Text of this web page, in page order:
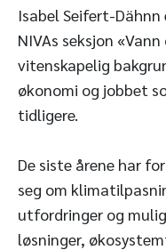
Isabel Seifert-
NIVAs seksjon
vitenskapelig
økonomi og jobbet
tidligere.
De siste årene har
seg om
utfordringer og
løsninger,